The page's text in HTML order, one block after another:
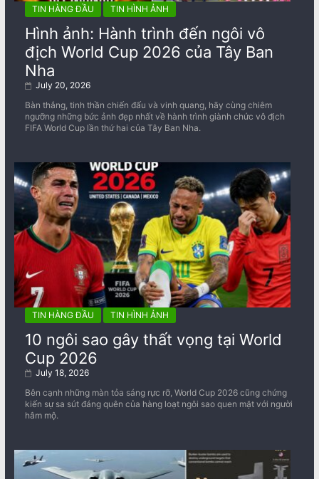
TIN HÀNG ĐẦU TIN HÌNH ẢNH
Hình ảnh: Hành trình đến ngôi vô
địch World Cup 2026 của Tây Ban
Nha
July 20, 2026
Bàn thắng, tinh thần chiến đấu và vinh quang, hãy cùng chiêm
ngưỡng những bức ảnh đẹp nhất về ​​hành trình giành chức vô địch
FIFA World Cup lần thứ hai của Tây Ban Nha.
TIN HÀNG ĐẦU TIN HÌNH ẢNH
10 ngôi sao gây thất vọng tại World
Cup 2026
July 18, 2026
Bên cạnh những màn tỏa sáng rực rỡ, World Cup 2026 cũng chứng
kiến sự sa sút đáng quên của hàng loạt ngôi sao quen mặt với người
hâm mộ.